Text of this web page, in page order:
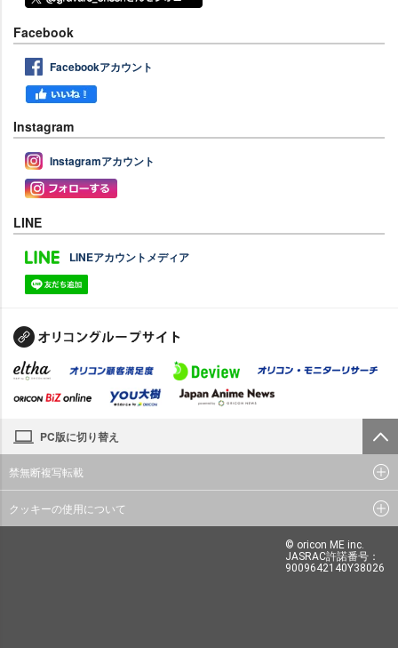
Facebook
Facebookアカウント
Instagram
Instagramアカウント
LINE
LINEアカウントメディア
PC版に切り替え
禁無断複写転載
クッキーの使用について
© oricon ME inc.
JASRAC許諾番号：
9009642140Y38026